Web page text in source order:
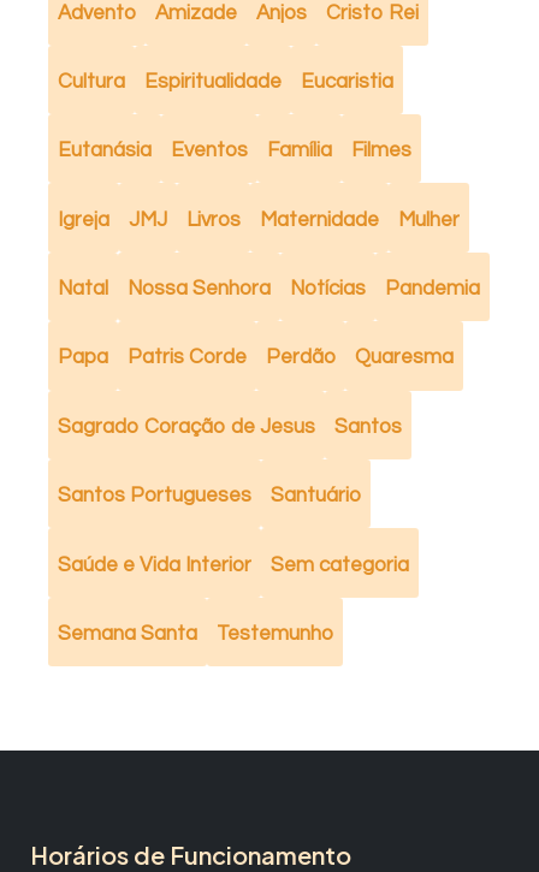
Advento Amizade Anjos Cristo Rei
Cultura Espiritualidade Eucaristia
Eutanásia Eventos Família Filmes
Igreja JMJ Livros Maternidade Mulher
Natal Nossa Senhora Notícias Pandemia
Papa Patris Corde Perdão Quaresma
Sagrado Coração de Jesus Santos
Santos Portugueses Santuário
Saúde e Vida Interior Sem categoria
Semana Santa Testemunho
Horários de Funcionamento